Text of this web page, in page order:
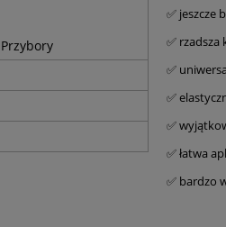
✅ jeszcze
✅
✅
✅
✅
✅ łatwa
✅ bardzo